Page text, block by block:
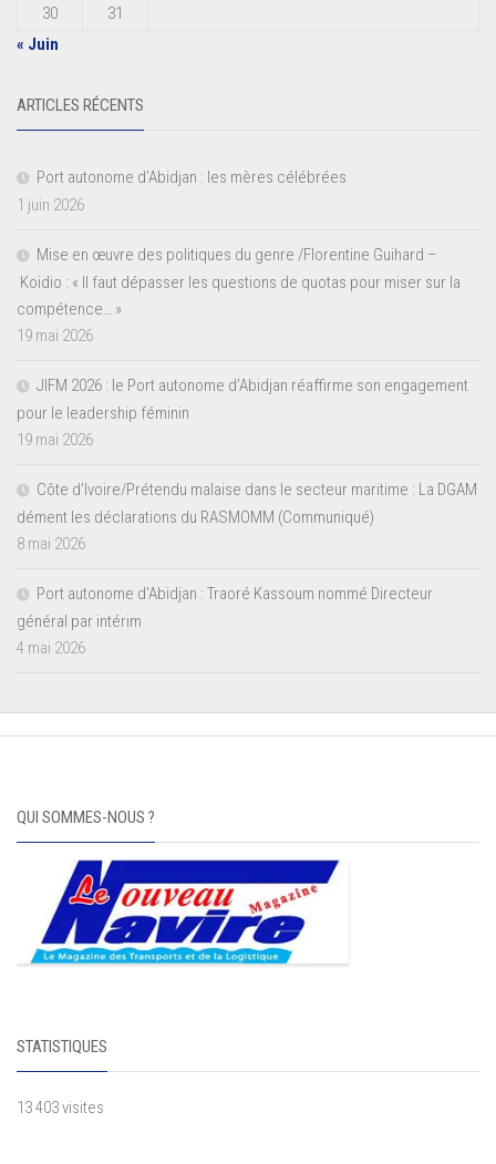
30
31
« Juin
ARTICLES RÉCENTS
Port autonome d’Abidjan : les mères célébrées
1 juin 2026
Mise en œuvre des politiques du genre /Florentine Guihard –
Koidio : « Il faut dépasser les questions de quotas pour miser sur la
compétence… »
19 mai 2026
JIFM 2026 : le Port autonome d’Abidjan réaffirme son engagement
pour le leadership féminin
19 mai 2026
Côte d’Ivoire/Prétendu malaise dans le secteur maritime : La DGAM
dément les déclarations du RASMOMM (Communiqué)
8 mai 2026
Port autonome d’Abidjan : Traoré Kassoum nommé Directeur
général par intérim
4 mai 2026
QUI SOMMES-NOUS ?
STATISTIQUES
13 403 visites